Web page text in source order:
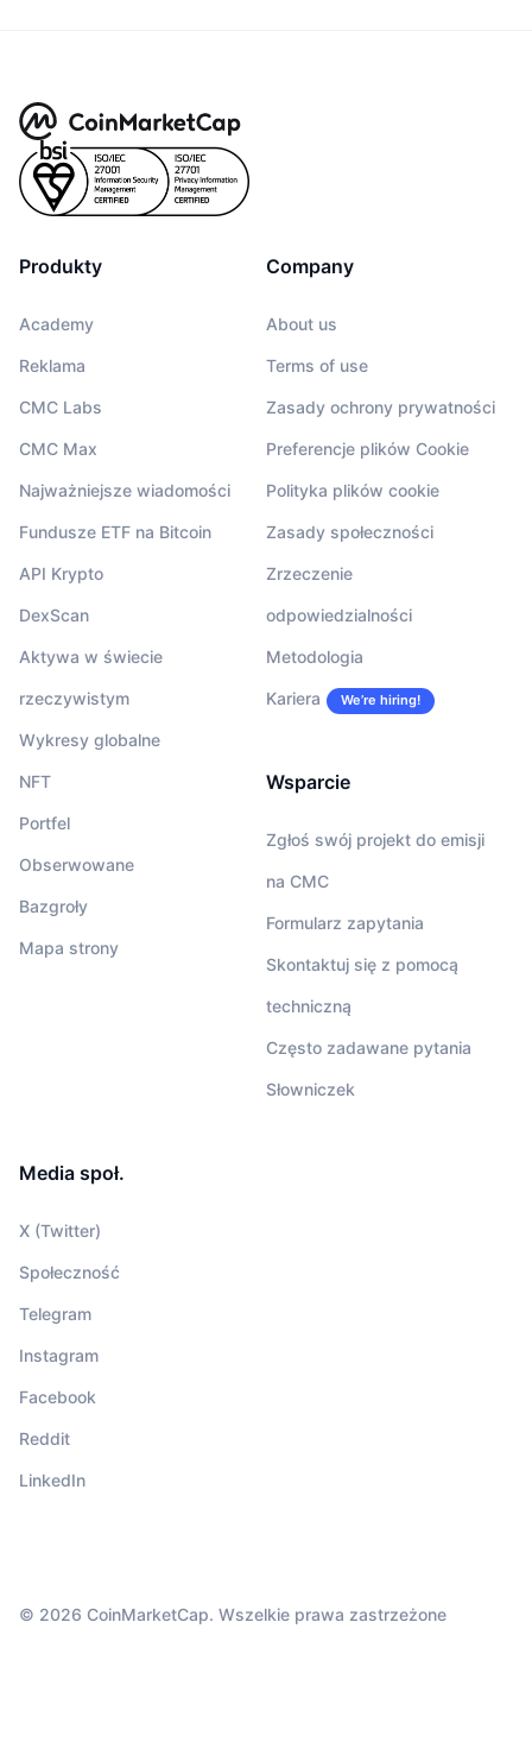
Produkty
Academy
Reklama
CMC Labs
CMC Max
Najważniejsze wiadomości
Fundusze ETF na Bitcoin
API Krypto
DexScan
Aktywa w świecie
rzeczywistym
Wykresy globalne
NFT
Portfel
Obserwowane
Bazgroły
Mapa strony
Company
About us
Terms of use
Zasady ochrony prywatności
Preferencje plików Cookie
Polityka plików cookie
Zasady społeczności
Zrzeczenie
odpowiedzialności
Metodologia
Kariera We’re hiring!
Wsparcie
Zgłoś swój projekt do emisji
na CMC
Formularz zapytania
Skontaktuj się z pomocą
techniczną
Często zadawane pytania
Słowniczek
Media społ.
X (Twitter)
Społeczność
Telegram
Instagram
Facebook
Reddit
LinkedIn
© 2026 CoinMarketCap. Wszelkie prawa zastrzeżone